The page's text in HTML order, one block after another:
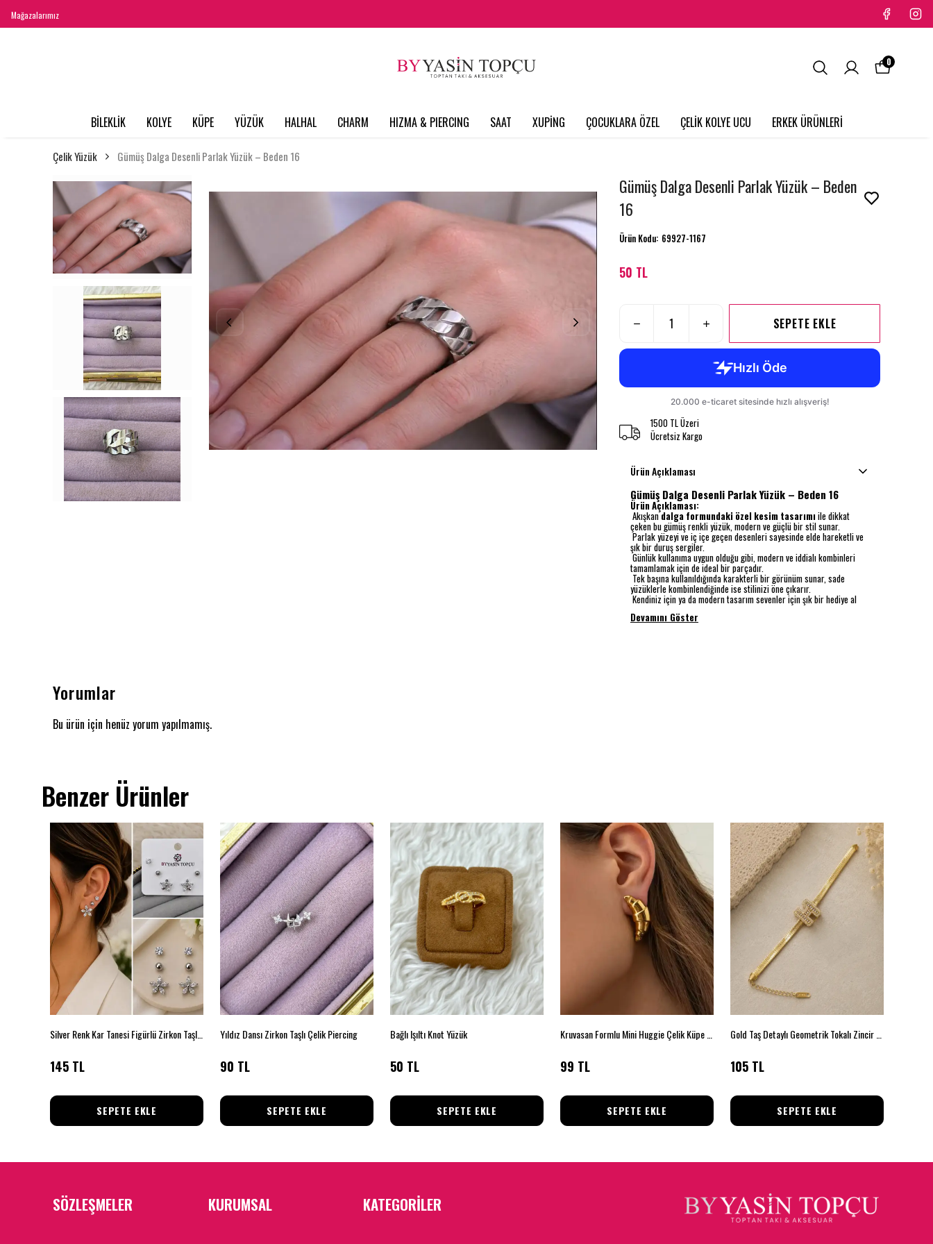
Mağazalarımız
BİLEKLİK KOLYE KÜPE YÜZÜK HALHAL CHARM HIZMA & PIERCING SAAT XUPİNG ÇOCUKLARA ÖZEL ÇELİK KOLYE UCU ERKEK ÜRÜNLERİ
0
Çelik Yüzük Gümüş Dalga Desenli Parlak Yüzük – Beden 16
Gümüş Dalga Desenli Parlak Yüzük – Beden
16
Ürün Kodu: 69927-1167
50 TL
SEPETE EKLE
1500 TL Üzeri
Ücretsiz Kargo
Ürün Açıklaması
Gümüş Dalga Desenli Parlak Yüzük – Beden 16
Ürün Açıklaması:
Akışkandalga formundaki özel kesim tasarımıile dikkat
çeken bu gümüş renkli yüzük, modern ve güçlü bir stil sunar.
Parlak yüzeyi ve iç içe geçen desenleri sayesinde elde hareketli ve
şık bir duruş sergiler.
Günlük kullanıma uygun olduğu gibi, modern ve iddialı kombinleri
tamamlamak için de ideal bir parçadır.
Tek başına kullanıldığında karakterli bir görünüm sunar, sade
yüzüklerle kombinlendiğinde ise stilinizi öne çıkarır.
Kendiniz için ya da modern tasarım sevenler için şık bir hediye al
Devamını Göster
Yorumlar
Bu ürün için henüz yorum yapılmamış.
Benzer Ürünler
145 TL
SEPETE EKLE
Yıldız Dansı Zirkon Taşlı Çelik Piercing
90 TL
SEPETE EKLE
Bağlı Işıltı Knot Yüzük
50 TL
SEPETE EKLE
99 TL
SEPETE EKLE
105 TL
SEPETE EKLE
SÖZLEŞMELER KURUMSAL KATEGORİLER